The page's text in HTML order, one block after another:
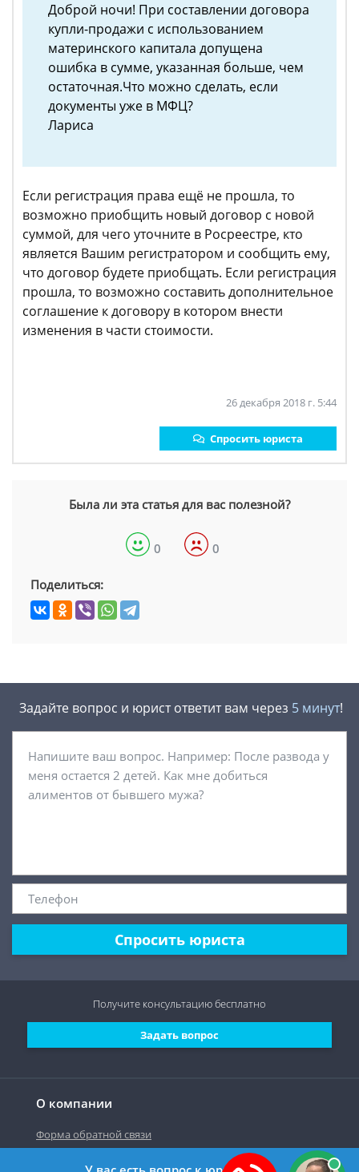
Доброй ночи! При составлении договора
купли-продажи с использованием
материнского капитала допущена
ошибка в сумме, указанная больше, чем
остаточная.Что можно сделать, если
документы уже в МФЦ?
Лариса
Если регистрация права ещё не прошла, то
возможно приобщить новый договор с новой
суммой, для чего уточните в Росреестре, кто
является Вашим регистратором и сообщить ему,
что договор будете приобщать. Если регистрация
прошла, то возможно составить дополнительное
соглашение к договору в котором внести
изменения в части стоимости.
26 декабря 2018 г. 5:44
Спросить юриста
Была ли эта статья для вас полезной?
0 0
Поделиться:
Задайте вопрос и юрист ответит вам через 5 минут!
Спросить юриста
О компании
Форма обратной связи
Задать вопрос
Получите консультациюбесплатно